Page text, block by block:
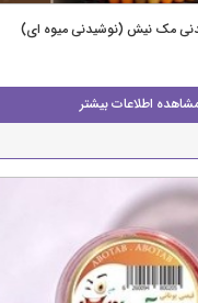
مک نیش (نوشیدنی میوه ای)
اطلاعات بیشتر